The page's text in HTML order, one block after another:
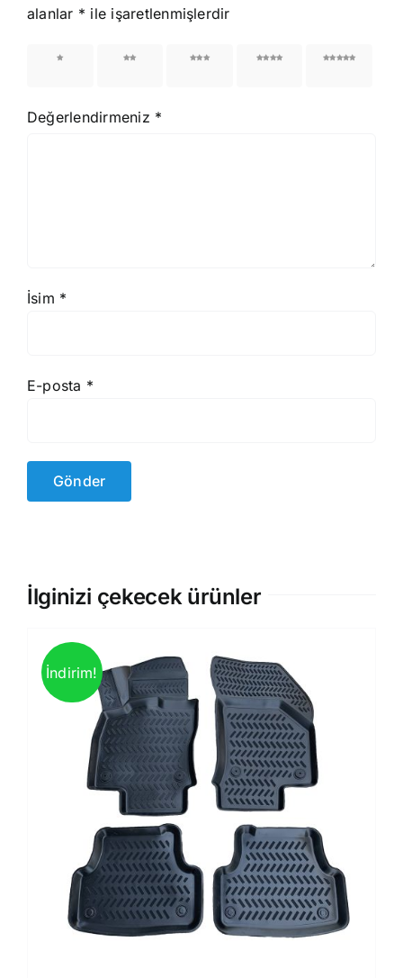
alanlar * ile işaretlenmişlerdir
2/5
3/5
4/5
5/5
Değerlendirmeniz *
İsim *
E-posta *
İlginizi çekecek ürünler
İndirim!